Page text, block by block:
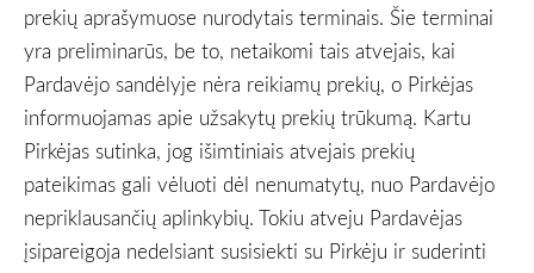
prekių aprašymuose nurodytais terminais. Šie terminai
yra preliminarūs, be to, netaikomi tais atvejais, kai
Pardavėjo sandėlyje nėra reikiamų prekių, o Pirkėjas
informuojamas apie užsakytų prekių trūkumą. Kartu
Pirkėjas sutinka, jog išimtiniais atvejais prekių
pateikimas gali vėluoti dėl nenumatytų, nuo Pardavėjo
nepriklausančių aplinkybių. Tokiu atveju Pardavėjas
įsipareigoja nedelsiant susisiekti su Pirkėju ir suderinti